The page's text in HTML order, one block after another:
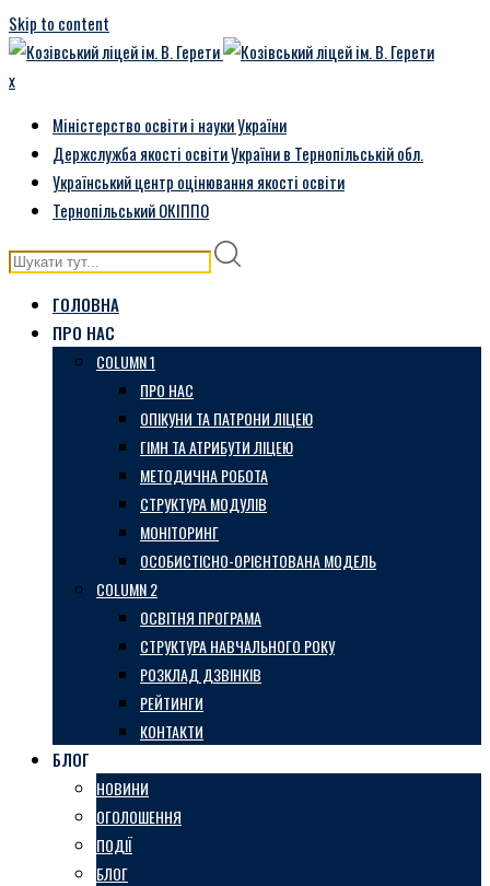
Skip to content
x
Міністерство освіти і науки України
Держслужба якості освіти України в Тернопільській обл.
Український центр оцінювання якості освіти
Тернопільський ОКІППО
ГОЛОВНА
ПРО НАС
COLUMN 1
ПРО НАС
ОПІКУНИ ТА ПАТРОНИ ЛІЦЕЮ
ГІМН ТА АТРИБУТИ ЛІЦЕЮ
МЕТОДИЧНА РОБОТА
СТРУКТУРА МОДУЛІВ
МОНІТОРИНГ
ОСОБИСТІСНО-ОРІЄНТОВАНА МОДЕЛЬ
COLUMN 2
ОСВІТНЯ ПРОГРАМА
СТРУКТУРА НАВЧАЛЬНОГО РОКУ
РОЗКЛАД ДЗВІНКІВ
РЕЙТИНГИ
КОНТАКТИ
БЛОГ
НОВИНИ
ОГОЛОШЕННЯ
ПОДІЇ
БЛОГ